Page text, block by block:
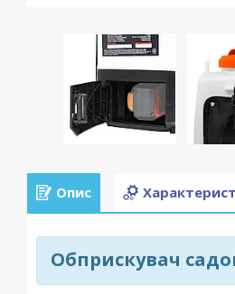
Опис
Обприскувач